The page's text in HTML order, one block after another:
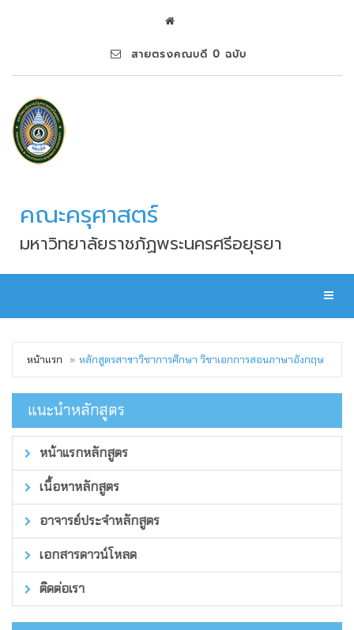
สายตรงคณบดี 0 ฉบับ
คณะครุศาสตร์
มหาวิทยาลัยราชภัฏพระนครศรีอยุธยา
หน้าแรก หลักสูตรสาขาวิชาการศึกษา วิชาเอกการสอนภาษาอังกฤษ
แนะนำหลักสูตร
หน้าแรกหลักสูตร
เนื้อหาหลักสูตร
อาจารย์ประจำหลักสูตร
เอกสารดาวน์โหลด
ติดต่อเรา